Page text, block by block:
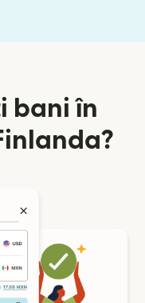
bani în